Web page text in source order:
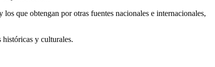
que obtengan por otras fuentes nacionales e internacionales,
y culturales.